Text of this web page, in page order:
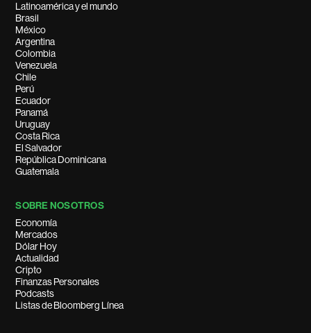
Latinoamérica y el mundo
Brasil
México
Argentina
Colombia
Venezuela
Chile
Perú
Ecuador
Panamá
Uruguay
Costa Rica
El Salvador
República Dominicana
Guatemala
SOBRE NOSOTROS
Economía
Mercados
Dólar Hoy
Actualidad
Cripto
Finanzas Personales
Podcasts
Listas de Bloomberg Línea